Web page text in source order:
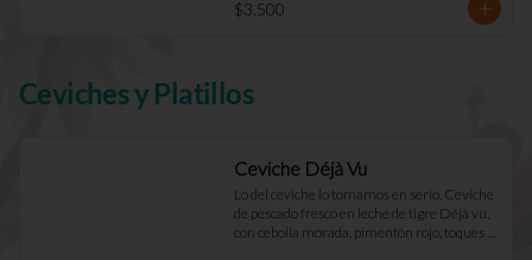
$3.500
Ceviches y Platillos
Ceviche Déjà Vu
Lo del ceviche lo tomamos en serio. Ceviche
de pescado fresco en leche de tigre Déjà vu,
con cebolla morada, pimentón rojo, toques